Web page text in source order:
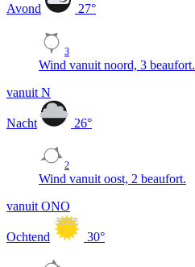
Avond 27°
3
Wind vanuit noord, 3 beaufort.
vanuit N
Nacht 26°
2
Wind vanuit oost, 2 beaufort.
vanuit ONO
Ochtend 30°